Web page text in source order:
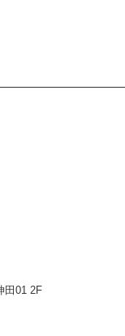
田01 2F